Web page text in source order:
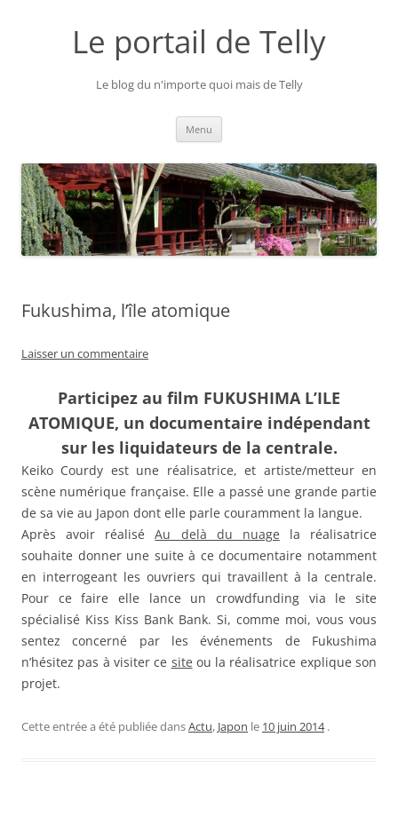
Le portail de Telly
Le blog du n'importe quoi mais de Telly
Menu
Fukushima, l’île atomique
Laisser un commentaire
Participez au film FUKUSHIMA L’ILE
ATOMIQUE, un documentaire indépendant
sur les liquidateurs de la centrale.
Keiko Courdy est une réalisatrice, et artiste/metteur en
scène numérique française. Elle a passé une grande partie
de sa vie au Japon dont elle parle couramment la langue.
Après avoir réaliséAu delà du nuage la réalisatrice
souhaite donner une suite à ce documentaire notamment
en interrogeant les ouvriers qui travaillent à la centrale.
Pour ce faire elle lance un crowdfunding via le site
spécialisé Kiss Kiss Bank Bank. Si, comme moi, vous vous
sentez concerné par les événements de Fukushima
n’hésitez pas à visiter ce site ou la réalisatrice explique son
projet.
Cette entrée a été publiée dansActu, Japon le 10 juin 2014 .